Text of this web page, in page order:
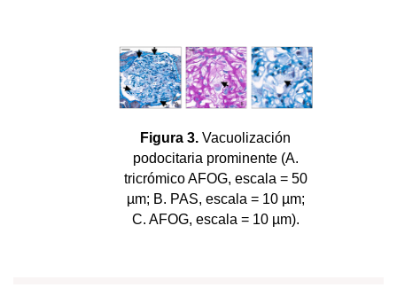
Figura 3. Vacuolización
podocitaria prominente (A.
tricrómico AFOG, escala = 50
µm; B. PAS, escala = 10 µm;
C. AFOG, escala = 10 µm).